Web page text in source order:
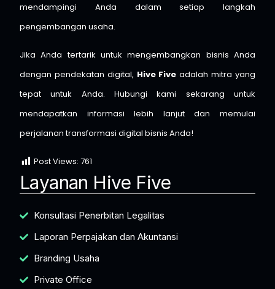
mendampingi Anda dalam setiap langkah
pengembangan usaha.
Jika Anda tertarik untuk mengembangkan bisnis Anda
dengan pendekatan digital, Hive Five adalah mitra yang
tepat untuk Anda. Hubungi kami sekarang untuk
mendapatkan informasi lebih lanjut dan memulai
perjalanan transformasi digital bisnis Anda!
Post Views: 761
Layanan Hive Five
Konsultasi Penerbitan Legalitas
Laporan Perpajakan dan Akuntansi
Branding Usaha
Private Office